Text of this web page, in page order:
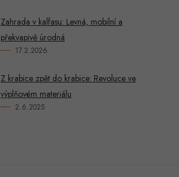
Zahrada v kalfasu: Levná, mobilní a
překvapivě úrodná
17.2.2026
Z krabice zpět do krabice: Revoluce ve
výplňovém materiálu
2.6.2025